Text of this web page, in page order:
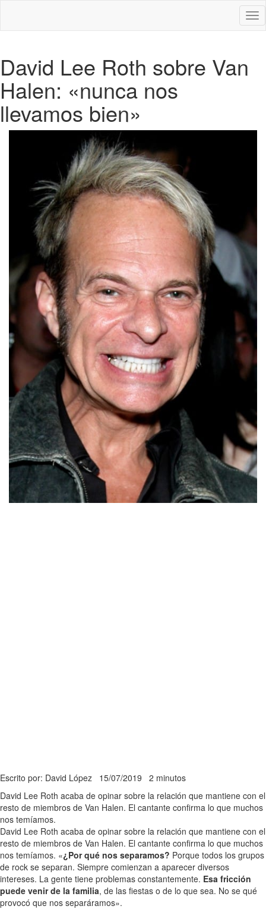
David Lee Roth sobre Van
Halen: «nunca nos
llevamos bien»
Escrito por: David López 15/07/2019 2 minutos
David Lee Roth acaba de opinar sobre la relación que mantiene con el
resto de miembros de Van Halen. El cantante confirma lo que muchos
nos temíamos.
David Lee Roth acaba de opinar sobre la relación que mantiene con el
resto de miembros de Van Halen. El cantante confirma lo que muchos
nos temíamos. «¿Por qué nos separamos? Porque todos los grupos
de rock se separan. Siempre comienzan a aparecer diversos
intereses. La gente tiene problemas constantemente. Esa fricción
puede venir de la familia, de las fiestas o de lo que sea. No se qué
provocó que nos separáramos».